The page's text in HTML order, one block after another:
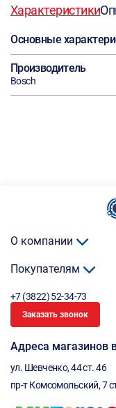
Характеристики
Основные
Производитель
Bosch
О компании
Покупателям
+7 (3822) 52-34-73
Заказать звонок
Адреса магазинов
ул. Шевченко, 44 ст. 46
пр-т Комсомольский, 7